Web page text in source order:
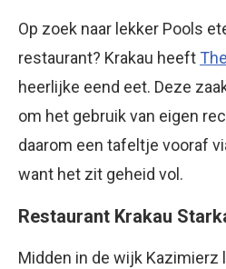
Op zoek naar lekker Pools
restaurant? Krakau heeft
heerlijke eend eet. Deze
om het gebruik van eigen
daarom een tafeltje vooraf
want het zit geheid vol.
Restaurant Krakau
Midden in de wijk